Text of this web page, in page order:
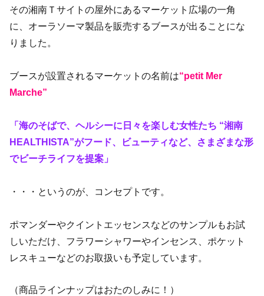
その湘南Ｔサイトの屋外にあるマーケット広場の一角
に、オーラソーマ製品を販売するブースが出ることにな
りました。
ブースが設置されるマーケットの名前は“petit Mer
Marche”
「海のそばで、ヘルシーに日々を楽しむ女性たち “湘南
HEALTHISTA”がフード、ビューティなど、さまざまな形
でビーチライフを提案」
・・・というのが、コンセプトです。
ポマンダーやクイントエッセンスなどのサンプルもお試
しいただけ、フラワーシャワーやインセンス、ポケット
レスキューなどのお取扱いも予定しています。
（商品ラインナップはおたのしみに！）